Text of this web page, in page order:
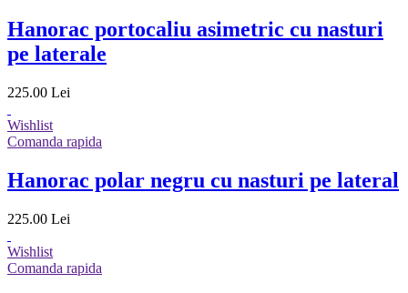
Hanorac portocaliu asimetric cu nasturi
pe laterale
225.00 Lei
Wishlist
Comanda rapida
Hanorac polar negru cu nasturi pe lateral
225.00 Lei
Wishlist
Comanda rapida